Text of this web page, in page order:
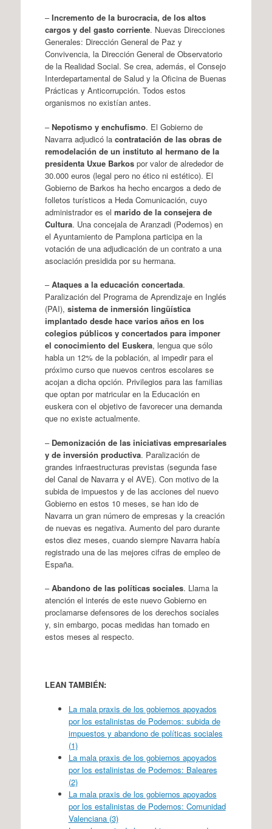
–Incremento de la burocracia, de los altos
cargos y del gasto corriente. Nuevas Direcciones
Generales: Dirección General de Paz y
Convivencia, la Dirección General de Observatorio
de la Realidad Social. Se crea, además, el Consejo
Interdepartamental de Salud y la Oficina de Buenas
Prácticas y Anticorrupción. Todos estos
organismos no existían antes.
– Nepotismo y enchufismo. El Gobierno de
Navarra adjudicó la contratación de las obras de
remodelación de un instituto al hermano de la
presidenta Uxue Barkospor valor de alrededor de
30.000 euros (legal pero no ético ni estético). El
Gobierno de Barkos ha hecho encargos a dedo de
folletos turísticos a Heda Comunicación, cuyo
administrador es el marido de la consejera de
Cultura. Una concejala de Aranzadi (Podemos) en
el Ayuntamiento de Pamplona participa en la
votación de una adjudicación de un contrato a una
asociación presidida por su hermana.
–Ataques a la educación concertada.
Paralización del Programa de Aprendizaje en Inglés
(PAI), sistema de inmersión lingüística
implantado desde hace varios años en los
colegios públicos y concertados para imponer
el conocimiento del Euskera, lengua que sólo
habla un 12% de la población, al impedir para el
próximo curso que nuevos centros escolares se
acojan a dicha opción. Privilegios para las familias
que optan por matricular en la Educación en
euskera con el objetivo de favorecer una demanda
que no existe actualmente.
– Demonización de las iniciativas empresariales
y de inversión productiva. Paralización de
grandes infraestructuras previstas (segunda fase
del Canal de Navarra y el AVE). Con motivo de la
subida de impuestos y de las acciones del nuevo
Gobierno en estos 10 meses, se han ido de
Navarra un gran número de empresas y la creación
de nuevas es negativa. Aumento del paro durante
estos diez meses, cuando siempre Navarra había
registrado una de las mejores cifras de empleo de
España.
–Abandono de las políticas sociales. Llama la
atención el interés de este nuevo Gobierno en
proclamarse defensores de los derechos sociales
y, sin embargo, pocas medidas han tomado en
estos meses al respecto.
LEAN TAMBIÉN:
La mala praxis de los gobiernos apoyados
por los estalinistas de Podemos: subida de
impuestos y abandono de políticas sociales
(1)
La mala praxis de los gobiernos apoyados
por los estalinistas de Podemos: Baleares
(2)
La mala praxis de los gobiernos apoyados
por los estalinistas de Podemos: Comunidad
Valenciana (3)